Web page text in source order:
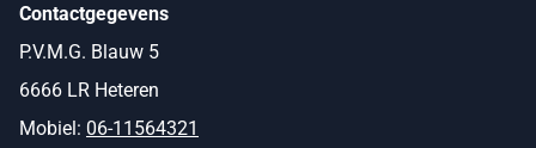
Contactgegevens
P.V.M.G. Blauw 5
6666 LR Heteren
Mobiel: 06-11564321